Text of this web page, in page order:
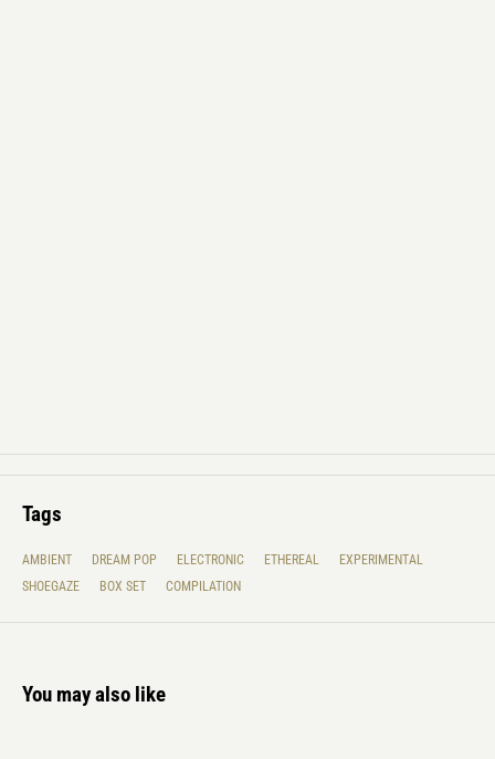
Tags
AMBIENT DREAM POP ELECTRONIC ETHEREAL
EXPERIMENTAL
SHOEGAZE
BOX SET COMPILATION
You may also like